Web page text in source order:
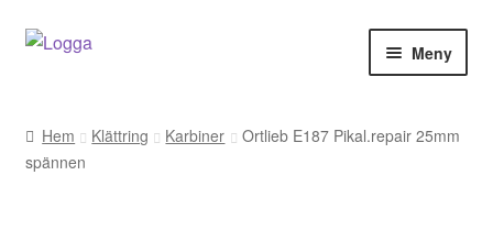
Hoppa
Hoppa
Meny
Kontakt
Hem Klättring Karbiner
Ortlieb E187 Pikal.repair 25mm
spännen